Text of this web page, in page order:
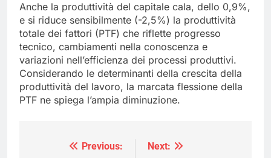
Anche la produttività del capitale cala, dello 0,9%,
e si riduce sensibilmente (-2,5%) la produttività
totale dei fattori (PTF) che riflette progresso
tecnico, cambiamenti nella conoscenza e
variazioni nell’efficienza dei processi produttivi.
Considerando le determinanti della crescita della
produttività del lavoro, la marcata flessione della
PTF ne spiega l’ampia diminuzione.
Navigazione
Previous:
Next: